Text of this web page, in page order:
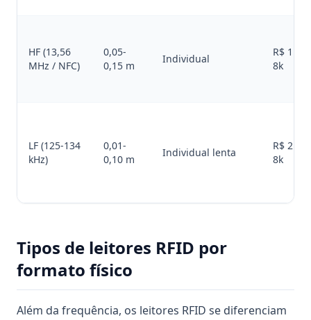
HF (13,56
MHz / NFC)
0,05-
0,15 m
Individual
R$ 1k-
8k
LF (125-134
kHz)
0,01-
0,10 m
Individual lenta
R$ 2k-
8k
Tipos de leitores RFID por
formato físico
Além da frequência, os leitores RFID se diferenciam